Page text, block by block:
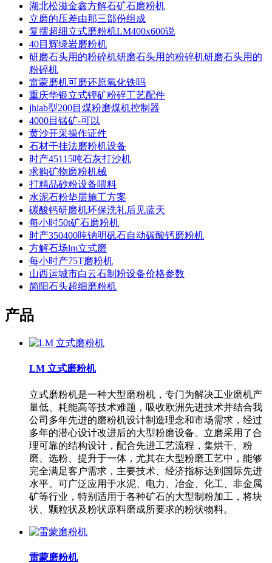
湖北松滋金鑫方解石矿石磨粉机
立磨的压差由那三部份组成
复摆超细立式磨粉机LM400x600说
40目辉绿岩磨粉机
研磨石头用的粉碎机研磨石头用的粉碎机研磨石头用的
粉碎机
雷蒙磨机可磨还原氧化铁吗
重庆华银立式锂矿粉碎工艺配件
jhiab型200目煤粉磨煤机控制器
4000目锰矿-可以
黄沙开采操作证件
石材干挂法磨粉机设备
时产45115吨石灰打沙机
求购矿物磨粉机械
打精品砂粉设备喂料
水泥石粉垫层施工方案
碳酸钙研磨机环保洗礼后见蓝天
每小时50t矿石磨粉机
时产350400吨钠明矾石自动碳酸钙磨粉机
方解石场lm立式磨
每小时产75T磨粉机
山西运城市白云石制粉设备价格参数
简阳石头超细磨粉机
产品
LM 立式磨粉机
立式磨粉机是一种大型磨粉机，专门为解决工业磨机产
量低、耗能高等技术难题，吸收欧洲先进技术并结合我
公司多年先进的磨粉机设计制造理念和市场需求，经过
多年的潜心设计改进后的大型粉磨设备。立磨采用了合
理可靠的结构设计，配合先进工艺流程，集烘干、粉
磨、选粉、提升于一体，尤其在大型粉磨工艺中，能够
完全满足客户需求，主要技术、经济指标达到国际先进
水平。可广泛应用于水泥、电力、冶金、化工、非金属
矿等行业，特别适用于各种矿石的大型制粉加工，将块
状、颗粒状及粉状原料磨成所要求的粉状物料。
雷蒙磨粉机